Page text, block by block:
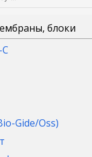
блоки
Gide/Oss)